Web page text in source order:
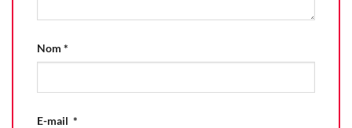
Nom *
E-mail *